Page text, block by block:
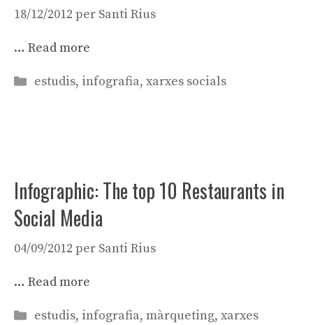
18/12/2012 per Santi Rius
… Read more
Categories
estudis, infografia, xarxes socials
Infographic: The top 10 Restaurants in
Social Media
04/09/2012 per Santi Rius
… Read more
Categories
estudis, infografia, màrqueting, xarxes